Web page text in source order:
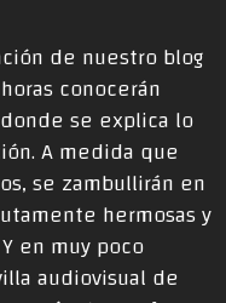
de nuestro blog
conocerán
se explica lo
A medida que
se zambullirán en
hermosas y
en muy poco
audiovisual de